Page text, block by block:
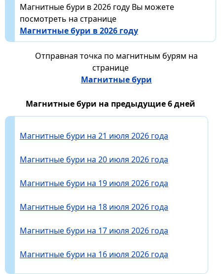
Магнитные бури в 2026 году Вы можете
посмотреть на странице
Магнитные бури в 2026 году
Отправная точка по магнитным бурям на
странице
Магнитные бури
Магнитные бури на предыдущие 6 дней
Магнитные бури на 21 июля 2026 года
Магнитные бури на 20 июля 2026 года
Магнитные бури на 19 июля 2026 года
Магнитные бури на 18 июля 2026 года
Магнитные бури на 17 июля 2026 года
Магнитные бури на 16 июля 2026 года